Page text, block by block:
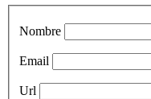
Nombre
Email
Url